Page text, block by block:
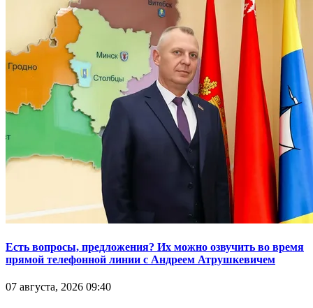
Есть вопросы, предложения? Их можно озвучить во время
прямой телефонной линии с Андреем Атрушкевичем
07 августа, 2026 09:40